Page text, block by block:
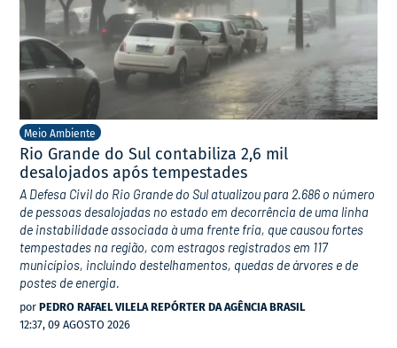
Meio Ambiente
Rio Grande do Sul contabiliza 2,6 mil
desalojados após tempestades
A Defesa Civil do Rio Grande do Sul atualizou para 2.686 o número
de pessoas desalojadas no estado em decorrência de uma linha
de instabilidade associada à uma frente fria, que causou fortes
tempestades na região, com estragos registrados em 117
municípios, incluindo destelhamentos, quedas de árvores e de
postes de energia.
por PEDRO RAFAEL VILELA REPÓRTER DA AGÊNCIA BRASIL
12:37, 09 AGOSTO 2026